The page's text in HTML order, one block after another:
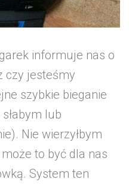
informuje nas o
czy jesteśmy
szybkie bieganie
lub
Nie wierzyłbym
to być dla nas
System ten